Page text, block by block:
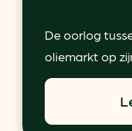
De oorlog
oliemarkt op